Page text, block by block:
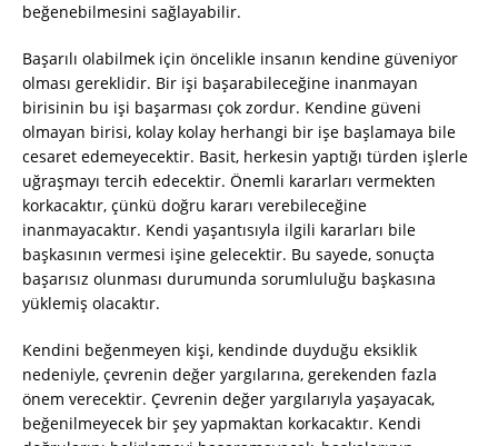
beğenebilmesini sağlayabilir.
Başarılı olabilmek için öncelikle insanın kendine güveniyor
olması gereklidir. Bir işi başarabileceğine inanmayan
birisinin bu işi başarması çok zordur. Kendine güveni
olmayan birisi, kolay kolay herhangi bir işe başlamaya bile
cesaret edemeyecektir. Basit, herkesin yaptığı türden işlerle
uğraşmayı tercih edecektir. Önemli kararları vermekten
korkacaktır, çünkü doğru kararı verebileceğine
inanmayacaktır. Kendi yaşantısıyla ilgili kararları bile
başkasının vermesi işine gelecektir. Bu sayede, sonuçta
başarısız olunması durumunda sorumluluğu başkasına
yüklemiş olacaktır.
Kendini beğenmeyen kişi, kendinde duyduğu eksiklik
nedeniyle, çevrenin değer yargılarına, gerekenden fazla
önem verecektir. Çevrenin değer yargılarıyla yaşayacak,
beğenilmeyecek bir şey yapmaktan korkacaktır. Kendi